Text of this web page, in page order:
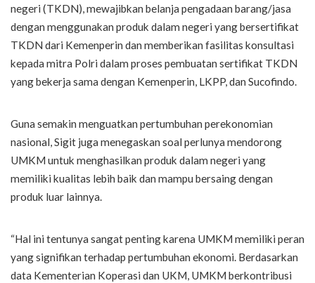
negeri (TKDN), mewajibkan belanja pengadaan barang/jasa
dengan menggunakan produk dalam negeri yang bersertifikat
TKDN dari Kemenperin dan memberikan fasilitas konsultasi
kepada mitra Polri dalam proses pembuatan sertifikat TKDN
yang bekerja sama dengan Kemenperin, LKPP, dan Sucofindo.
Guna semakin menguatkan pertumbuhan perekonomian
nasional, Sigit juga menegaskan soal perlunya mendorong
UMKM untuk menghasilkan produk dalam negeri yang
memiliki kualitas lebih baik dan mampu bersaing dengan
produk luar lainnya.
“Hal ini tentunya sangat penting karena UMKM memiliki peran
yang signifikan terhadap pertumbuhan ekonomi. Berdasarkan
data Kementerian Koperasi dan UKM, UMKM berkontribusi